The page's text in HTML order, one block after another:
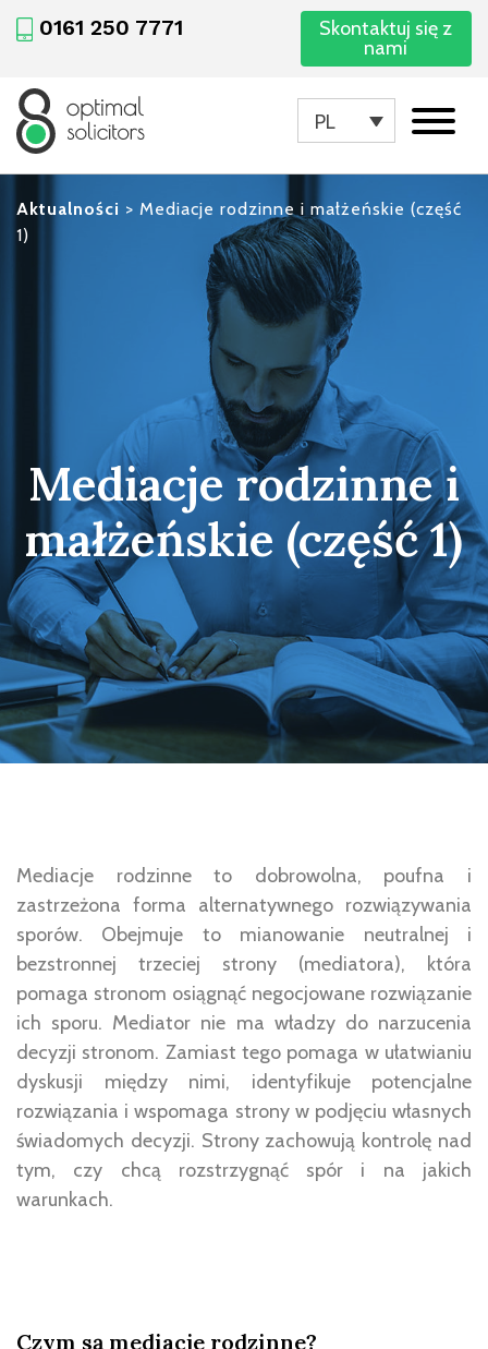
0161 250 7771
Skontaktuj się z
nami
PL
Aktualności > Mediacje rodzinne i małżeńskie (część
1)
Mediacje rodzinne i
małżeńskie (część 1)
Mediacje rodzinne to dobrowolna, poufna i
zastrzeżona forma alternatywnego rozwiązywania
sporów. Obejmuje to mianowanie neutralnej i
bezstronnej trzeciej strony (mediatora), która
pomaga stronom osiągnąć negocjowane rozwiązanie
ich sporu. Mediator nie ma władzy do narzucenia
decyzji stronom. Zamiast tego pomaga w ułatwianiu
dyskusji między nimi, identyfikuje potencjalne
rozwiązania i wspomaga strony w podjęciu własnych
świadomych decyzji. Strony zachowują kontrolę nad
tym, czy chcą rozstrzygnąć spór i na jakich
warunkach.
Czym są mediacje rodzinne?